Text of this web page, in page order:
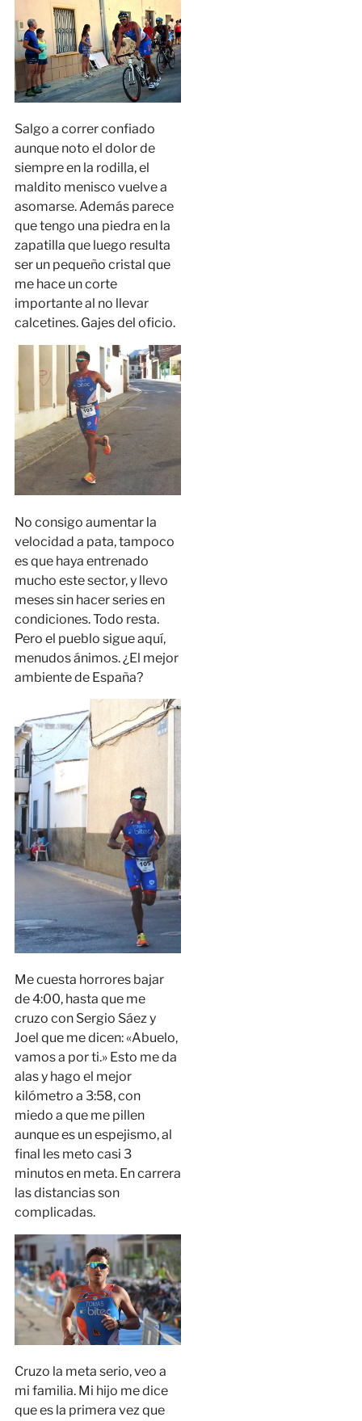
Salgo a correr confiado
aunque noto el dolor de
siempre en la rodilla, el
maldito menisco vuelve a
asomarse. Además parece
que tengo una piedra en la
zapatilla que luego resulta
ser un pequeño cristal que
me hace un corte
importante al no llevar
calcetines. Gajes del oficio.
No consigo aumentar la
velocidad a pata, tampoco
es que haya entrenado
mucho este sector, y llevo
meses sin hacer series en
condiciones. Todo resta.
Pero el pueblo sigue aquí,
menudos ánimos. ¿El mejor
ambiente de España?
Me cuesta horrores bajar
de 4:00, hasta que me
cruzo con Sergio Sáez y
Joel que me dicen: «Abuelo,
vamos a por ti.» Esto me da
alas y hago el mejor
kilómetro a 3:58, con
miedo a que me pillen
aunque es un espejismo, al
final les meto casi 3
minutos en meta. En carrera
las distancias son
complicadas.
Cruzo la meta serio, veo a
mi familia. Mi hijo me dice
que es la primera vez que